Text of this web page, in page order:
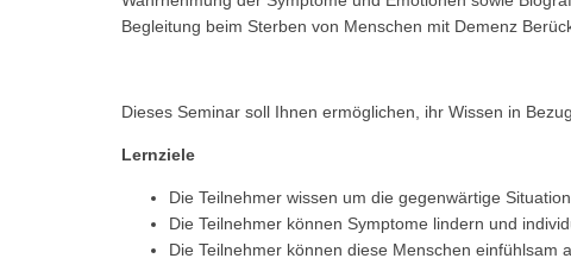
Begleitung beim Sterben von Menschen mit Demenz
Dieses Seminar soll Ihnen ermöglichen, ihr Wissen in
Lernziele
Die Teilnehmer wissen um die gegenwärtige
Die Teilnehmer können Symptome lindern und
Die Teilnehmer können diese Menschen einfühlsam